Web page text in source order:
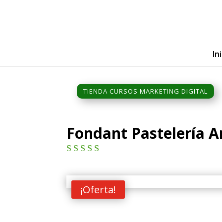
TIENDA CURSOS MARKETING DIGITAL
Fondant Pastelería
4.00de
5 en
base a
¡Oferta!